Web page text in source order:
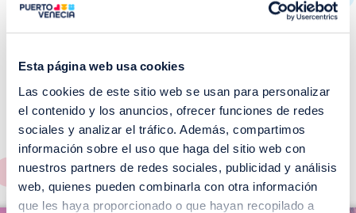
Esta página web usa cookies
Las cookies de este sitio web se usan para personalizar
el contenido y los anuncios, ofrecer funciones de redes
sociales y analizar el tráfico. Además, compartimos
información sobre el uso que haga del sitio web con
nuestros partners de redes sociales, publicidad y análisis
web, quienes pueden combinarla con otra información
que les haya proporcionado o que hayan recopilado a
¡No te pierdas nuestros
EVENTOS!
Ver todos >